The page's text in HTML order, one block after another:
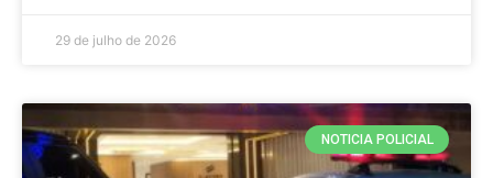
29 de julho de 2026
NOTICIA POLICIAL